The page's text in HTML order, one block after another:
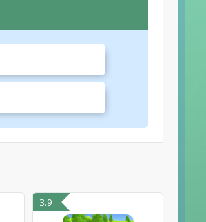
3.9